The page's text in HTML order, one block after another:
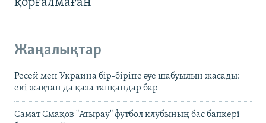
Жаңалықтар
Ресей мен Украина бір-біріне әуе шабуылын жасады:
екі жақтан да қаза тапқандар бар
Самат Смақов "Атырау" футбол клубының бас бапкері